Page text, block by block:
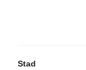
Stad